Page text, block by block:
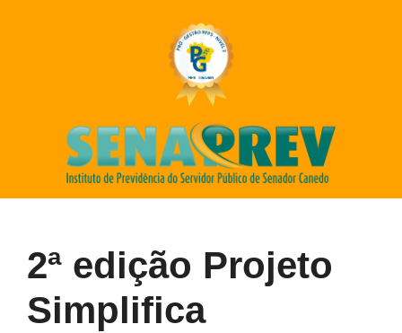
2ª edição Projeto
Simplifica